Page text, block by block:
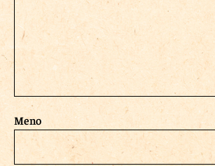
Meno